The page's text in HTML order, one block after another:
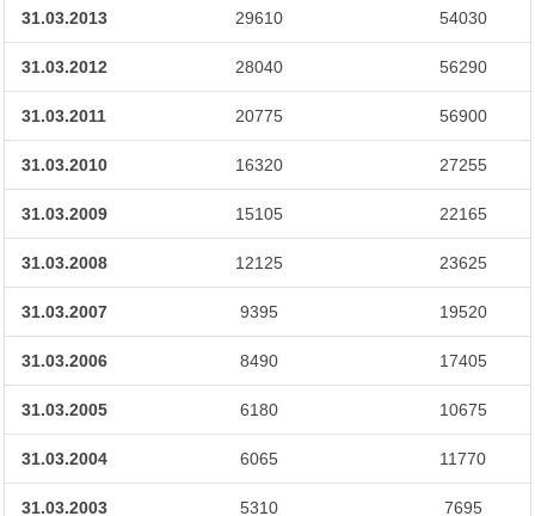
31.03.2013 29610 54030
31.03.2012 28040 56290
31.03.2011 20775 56900
31.03.2010 16320 27255
31.03.2009 15105 22165
31.03.2008 12125 23625
31.03.2007 9395 19520
31.03.2006 8490 17405
31.03.2005 6180 10675
31.03.2004 6065 11770
31.03.2003 5310 7695